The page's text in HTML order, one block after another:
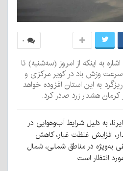
۰
به اینکه از امروز (سه‌شنبه) تا
سرعت وزش باد در کویر مرکزی و
به این استان افزوده خواهد
هشدار زرد صادر کرد.
به دلیل شرایط آب‌وهوایی در
افزایش غلظت غبار، کاهش
به‌ویژه در مناطق شمالی، شمال
انتظار است.